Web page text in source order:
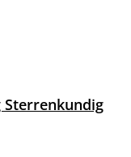
Sterrenkundig